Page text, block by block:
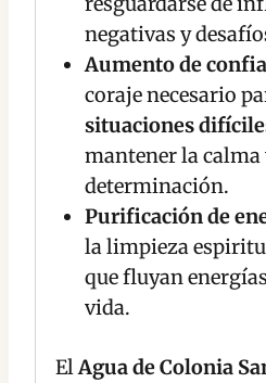
negativas y
Aumento de
coraje necesario
situaciones
mantener la calma
determinación.
Purificación de
la limpieza
que fluyan
vida.
ElAgua de Colonia